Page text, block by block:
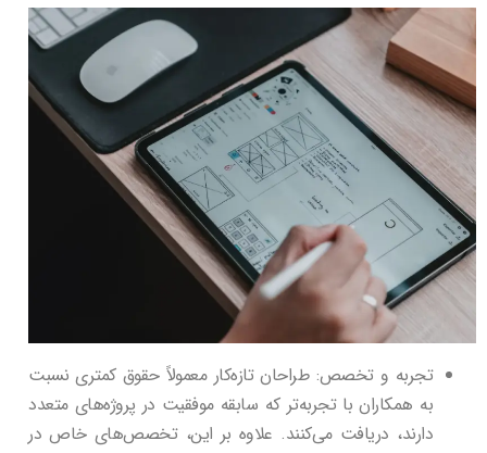
تجربه و تخصص: طراحان تازه‌کار معمولاً حقوق کمتری نسبت
به همکاران با تجربه‌تر که سابقه موفقیت در پروژه‌های متعدد
دارند، دریافت می‌کنند. علاوه بر این، تخصص‌های خاص در